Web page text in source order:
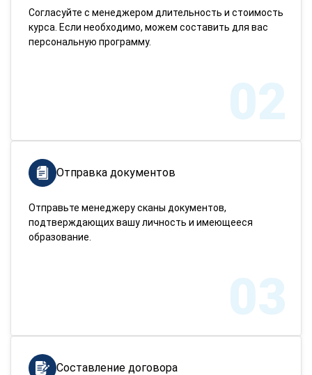
Согласуйте с менеджером длительность и стоимость
курса. Если необходимо, можем составить для вас
персональную программу.
02
Отправка документов
Отправьте менеджеру сканы документов,
подтверждающих вашу личность и имеющееся
образование.
03
Составление договора